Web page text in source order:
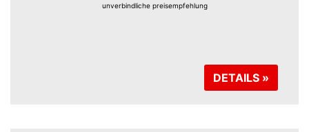
unverbindliche preisempfehlung
DETAILS »